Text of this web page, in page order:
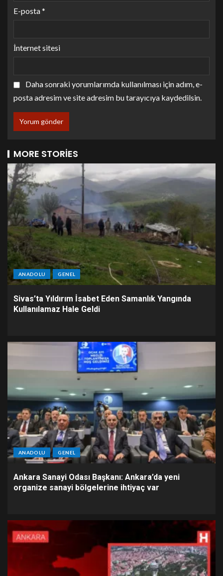
E-posta*
İnternet sitesi
Daha sonraki yorumlarımda kullanılması için adım, e-
posta adresim ve site adresim bu tarayıcıya kaydedilsin.
MORE STORIES
ANADOLU GENEL
Sivas’ta Yıldırım İsabet Eden Samanlık Yangında
Kullanılamaz Hale Geldi
ANADOLU GENEL
Ankara Sanayi Odası Başkanı: Ankara’da yeni
organize sanayi bölgelerine ihtiyaç var